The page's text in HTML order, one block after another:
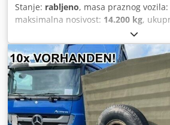
Stanje: rabljeno, masa praznog vozila:
maksimalna nosivost: 14.200 kg,
2 osovine
volumen tovarnog prostora:31 m³,
gume:385/65R22.5, boja:žuta,
km, vrsta prijenosa:drugo ,
Oprema:
ABS ,